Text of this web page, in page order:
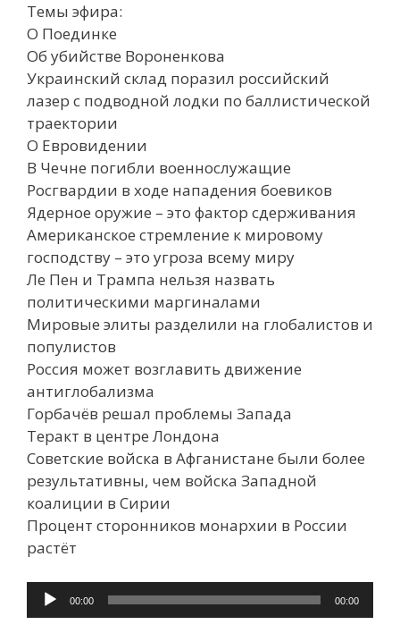
Темы эфира:
О Поединке
Об убийстве Вороненкова
Украинский склад поразил российский
лазер с подводной лодки по баллистической
траектории
О Евровидении
В Чечне погибли военнослужащие
Росгвардии в ходе нападения боевиков
Ядерное оружие – это фактор сдерживания
Американское стремление к мировому
господству – это угроза всему миру
Ле Пен и Трампа нельзя назвать
политическими маргиналами
Мировые элиты разделили на глобалистов и
популистов
Россия может возглавить движение
антиглобализма
Горбачёв решал проблемы Запада
Теракт в центре Лондона
Советские войска в Афганистане были более
результативны, чем войска Западной
коалиции в Сирии
Процент сторонников монархии в России
растёт
Аудиоплеер
00:00 00:00